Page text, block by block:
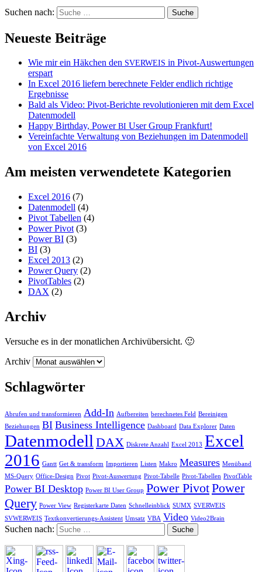
Suchen nach:
Neueste Beiträge
Wie mir ein Häkchen den SVERWEIS in Pivot-Auswertungen
erspart
In Excel 2016 liefern berechnete Felder endlich richtige
Ergebnisse
Bald als Video: Pivot-Berichte revolutionieren mit dem Excel
Datenmodell
Happy Birthday, PowerBI User Group Frankfurt!
Vereinfachte Verwaltung von Beziehungen im Datenmodell
von Excel 2016
Am meisten verwendetete Kategorien
Excel 2016 (7)
Datenmodell (4)
Pivot Tabellen (4)
Power Pivot (3)
Power BI (3)
BI (3)
Excel 2013 (2)
Power Query (2)
PivotTables (2)
DAX (2)
Archiv
Versuche es in der monatlichen Archivübersicht. 🙂
Archiv
Schlagwörter
Abrufen und transformieren Add-In Aufbereiten berechnetes Feld Bereinigen
Beziehungen BI Business Intelligence Dashboard Data Explorer Daten
Datenmodell DAX Diskrete Anzahl Excel 2013 Excel
2016 Gantt Get & transform Importieren Listen Makro Measures Menüband
MS-Query Office-Design Pivot Pivot-Auswertung Pivot-Tabelle Pivot-Tabellen PivotTable
Power BI Desktop Power BI User Group Power PivotPower
Query Power View Registerkarte Daten Schnelleinblick SUMX SVERWEIS
SVWERWEIS Textkonvertierungs-Assistent Umsatz VBA Video Video2Brain
Suchen nach: